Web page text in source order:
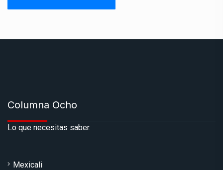
Columna Ocho
Lo que necesitas saber.
Mexicali